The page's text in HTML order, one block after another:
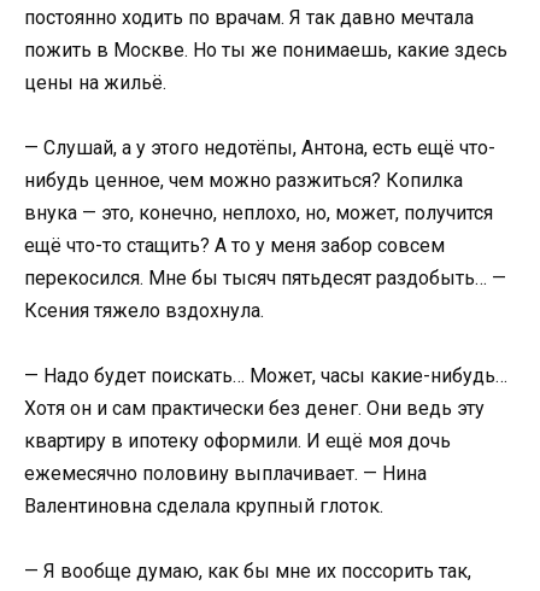
постоянно ходить по врачам. Я так давно мечтала
пожить в Москве. Но ты же понимаешь, какие здесь
цены на жильё.
— Слушай, а у этого недотёпы, Антона, есть ещё что-
нибудь ценное, чем можно разжиться? Копилка
внука — это, конечно, неплохо, но, может, получится
ещё что-то стащить? А то у меня забор совсем
перекосился. Мне бы тысяч пятьдесят раздобыть… —
Ксения тяжело вздохнула.
— Надо будет поискать… Может, часы какие-нибудь…
Хотя он и сам практически без денег. Они ведь эту
квартиру в ипотеку оформили. И ещё моя дочь
ежемесячно половину выплачивает. — Нина
Валентиновна сделала крупный глоток.
— Я вообще думаю, как бы мне их поссорить так,